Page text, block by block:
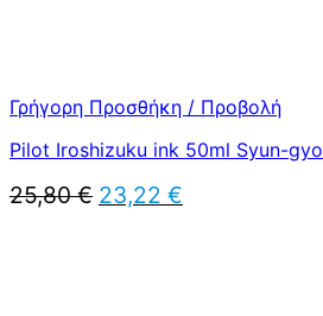
Γρήγορη Προσθήκη / Προβολή
Pilot Iroshizuku ink 50ml Syun-gyo
25,80€ Original
price
23,22 €